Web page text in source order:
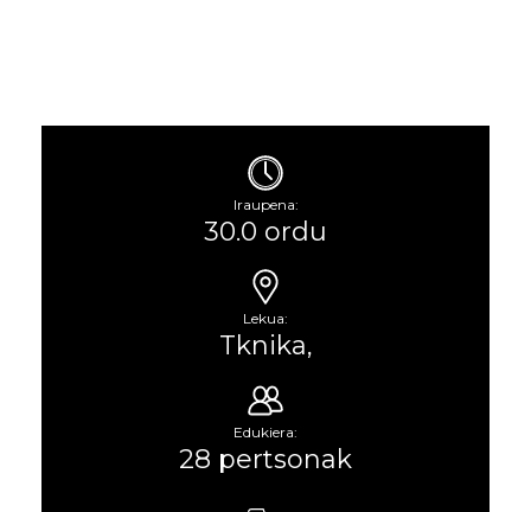
Iraupena:
30.0 ordu
Lekua:
Tknika,
Edukiera:
28 pertsonak